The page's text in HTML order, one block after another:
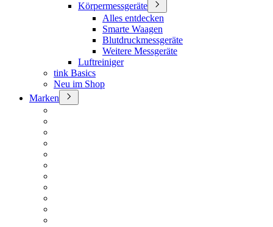
Körpermessgeräte
Alles entdecken
Smarte Waagen
Blutdruckmessgeräte
Weitere Messgeräte
Luftreiniger
tink Basics
Neu im Shop
Marken